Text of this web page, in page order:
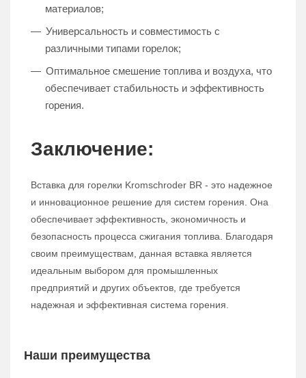
материалов;
Универсальность и совместимость с
различными типами горелок;
Оптимальное смешение топлива и воздуха, что
обеспечивает стабильность и эффективность
горения.
Заключение:
Вставка для горелки Kromschroder BR - это надежное
и инновационное решение для систем горения. Она
обеспечивает эффективность, экономичность и
безопасность процесса сжигания топлива. Благодаря
своим преимуществам, данная вставка является
идеальным выбором для промышленных
предприятий и других объектов, где требуется
надежная и эффективная система горения.
Наши преимущества